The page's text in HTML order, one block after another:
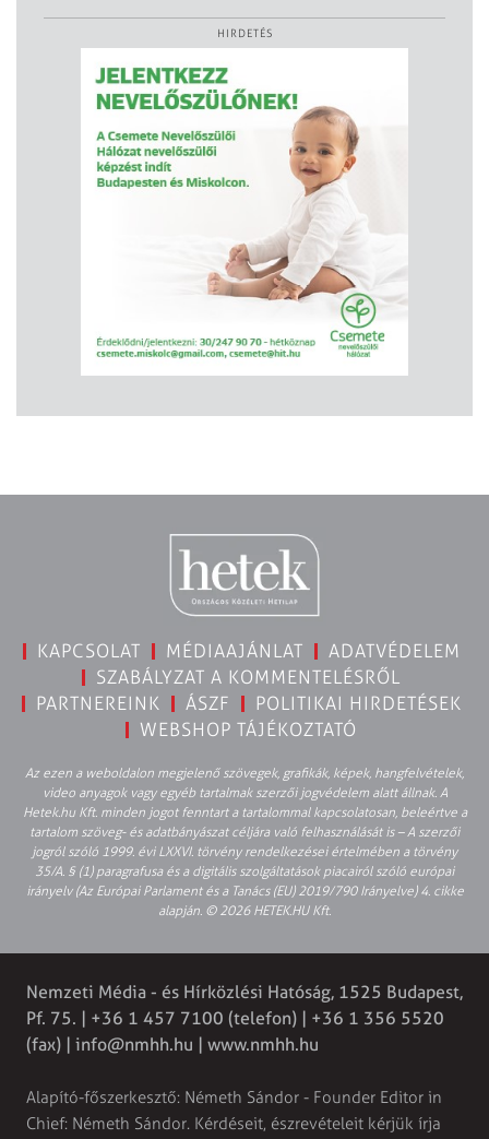
HIRDETÉS
KAPCSOLAT MÉDIAAJÁNLAT
ADATVÉDELEM
SZABÁLYZAT A KOMMENTELÉSRŐL
PARTNEREINK
ÁSZF
POLITIKAI HIRDETÉSEK
WEBSHOP TÁJÉKOZTATÓ
Az ezen a weboldalon megjelenő szövegek, grafikák, képek, hangfelvételek,
video anyagok vagy egyéb tartalmak szerzői jogvédelem alatt állnak. A
Hetek.hu Kft. minden jogot fenntart a tartalommal kapcsolatosan, beleértve a
tartalom szöveg- és adatbányászat céljára való felhasználását is – A szerzői
jogról szóló 1999. évi LXXVI. törvény rendelkezései értelmében a törvény
35/A. § (1) paragrafusa és a digitális szolgáltatások piacairól szóló európai
irányelv (Az Európai Parlament és a Tanács (EU) 2019/790 Irányelve) 4. cikke
alapján. © 2026 HETEK.HU Kft.
Nemzeti Média - és Hírközlési Hatóság, 1525 Budapest,
Pf. 75. | +36 1 457 7100 (telefon) | +36 1 356 5520
(fax) | info@nmhh.hu | www.nmhh.hu
Alapító-főszerkesztő: Németh Sándor - Founder Editor in
Chief: Németh Sándor. Kérdéseit, észrevételeit kérjük írja